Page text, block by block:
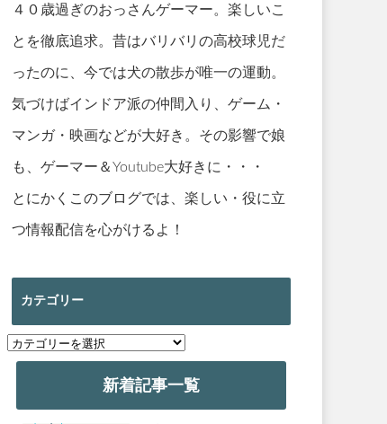
４０歳過ぎのおっさんゲーマー。楽しいこ
とを徹底追求。昔はバリバリの高校球児だ
ったのに、今では犬の散歩が唯一の運動。
気づけばインドア派の仲間入り、ゲーム・
マンガ・映画などが大好き。その影響で娘
も、ゲーマー＆Youtube大好きに・・・
とにかくこのブログでは、楽しい・役に立
つ情報配信を心がけるよ！
カテゴリー
カ
テ
新着記事一覧